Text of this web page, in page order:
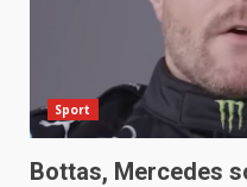
Sport
Bottas, Mercedes